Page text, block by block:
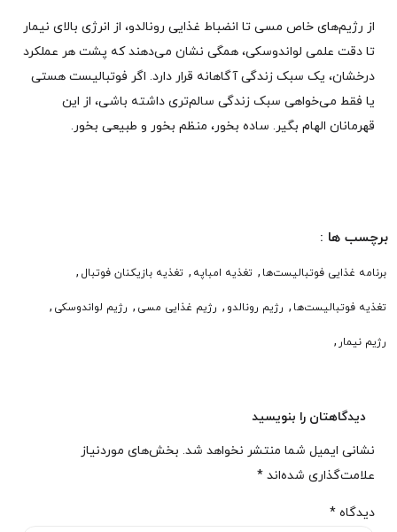
از رژیم‌های خاص مسی تا انضباط غذایی رونالدو، از انرژی بالای نیمار
تا دقت علمی لواندوسکی، همگی نشان می‌دهند که پشت هر عملکرد
درخشان، یک سبک زندگی آگاهانه قرار دارد. اگر فوتبالیست هستی
یا فقط می‌خواهی سبک زندگی سالم‌تری داشته باشی، از این
قهرمانان الهام بگیر. ساده بخور، منظم بخور و طبیعی بخور.
برچسب ها :
برنامه غذایی فوتبالیست‌ها , تغذیه امباپه , تغذیه بازیکنان فوتبال ,
تغذیه فوتبالیست‌ها , رژیم رونالدو , رژیم غذایی مسی , رژیم لواندوسکی ,
رژیم نیمار ,
دیدگاهتان را بنویسید
نشانی ایمیل شما منتشر نخواهد شد. بخش‌های موردنیاز
علامت‌گذاری شده‌اند *
دیدگاه *